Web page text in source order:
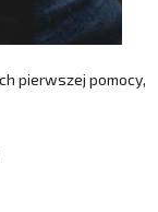
pierwszej pomocy,